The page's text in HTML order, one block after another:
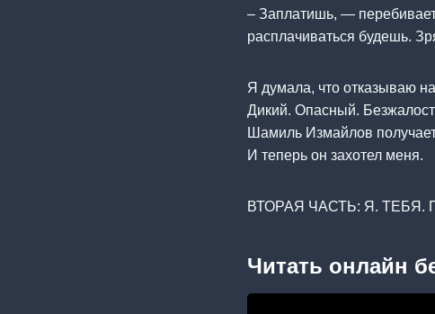
– Заплатишь, —
расплачиваться будешь.
Я думала, что отказываю
Дикий. Опасный.
Шамиль Измайлов получает
И теперь он захотел меня.
ВТОРАЯ ЧАСТЬ: Я.
Читать онлайн